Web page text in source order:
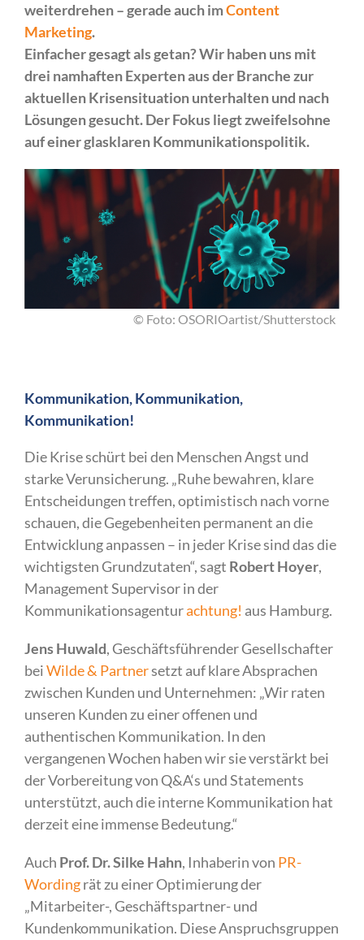
weiterdrehen – gerade auch imContent
Marketing.
Einfacher gesagt als getan? Wir haben uns mit
drei namhaften Experten aus der Branche zur
aktuellen Krisensituation unterhalten und nach
Lösungen gesucht. Der Fokus liegt zweifelsohne
auf einer glasklaren Kommunikationspolitik.
© Foto: OSORIOartist/Shutterstock
Kommunikation, Kommunikation,
Kommunikation!
Die Krise schürt bei den Menschen Angst und
starke Verunsicherung. „Ruhe bewahren, klare
Entscheidungen treffen, optimistisch nach vorne
schauen, die Gegebenheiten permanent an die
Entwicklung anpassen – in jeder Krise sind das die
wichtigsten Grundzutaten“, sagt Robert Hoyer,
Management Supervisor in der
Kommunikationsagenturachtung! aus Hamburg.
Jens Huwald, Geschäftsführender Gesellschafter
beiWilde & Partnersetzt auf klare Absprachen
zwischen Kunden und Unternehmen: „Wir raten
unseren Kunden zu einer offenen und
authentischen Kommunikation. In den
vergangenen Wochen haben wir sie verstärkt bei
der Vorbereitung von Q&A‘s und Statements
unterstützt, auch die interne Kommunikation hat
derzeit eine immense Bedeutung.“
Auch Prof. Dr. Silke Hahn, Inhaberin von PR-
Wordingrät zu einer Optimierung der
„Mitarbeiter-, Geschäftspartner- und
Kundenkommunikation. Diese Anspruchsgruppen